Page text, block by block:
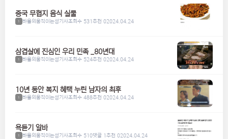
중국 무협지 음식 실물
1 하울의움직이는성기사조회수 531추천 02024.04.24
삼겹살에 진심인 우리 민족 _80년대
1 하울의움직이는성기사조회수 524추천 02024.04.24
10년 동안 복지 혜택 누린 남자의 최후
1 하울의움직이는성기사조회수 488추천 02024.04.24
욕듣기 알바
1 하울의움직이는성기사조회수 510댓글 1추천 02024.04.24